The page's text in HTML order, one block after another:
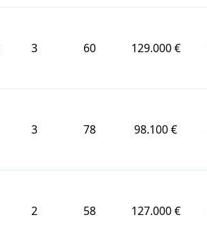
3 60 129.000 €
3 78 98.100 €
2 58 127.000 €